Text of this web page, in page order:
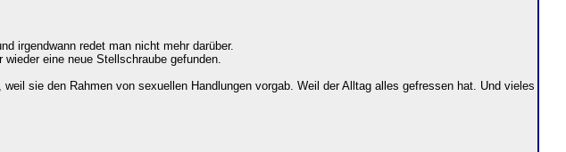
irgendwann redet man nicht mehr darüber.
eine neue Stellschraube gefunden.
sie den Rahmen von sexuellen Handlungen vorgab. Weil der Alltag alles gefressen hat. Und vieles